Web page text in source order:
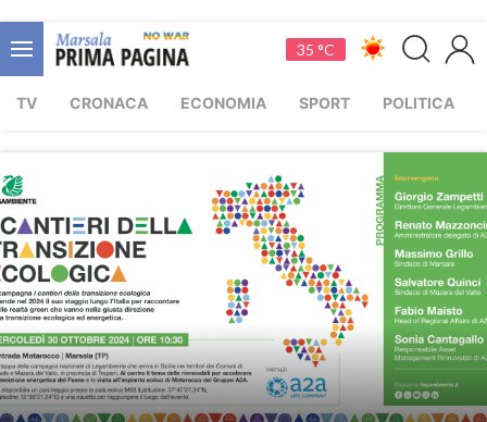
35 °C
TV CRONACA ECONOMIA SPORT POLITICA